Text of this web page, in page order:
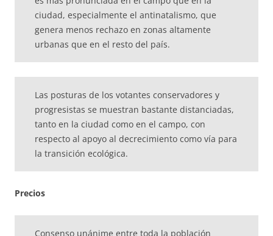
ciudad, especialmente el antinatalismo, que
genera menos rechazo en zonas altamente
urbanas que en el resto del país.
Las posturas de los votantes conservadores y
progresistas se muestran bastante distanciadas,
tanto en la ciudad como en el campo, con
respecto al apoyo al decrecimiento como vía para
la transición ecológica.
Precios
Consenso unánime entre toda la población